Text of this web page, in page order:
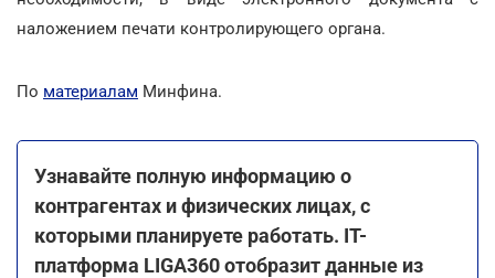
наложением печати контролирующего органа.
По материалам Минфина.
Узнавайте полную информацию о
контрагентах и физических лицах, с
которыми планируете работать. ІТ-
платформа LIGA360 отобразит данные из